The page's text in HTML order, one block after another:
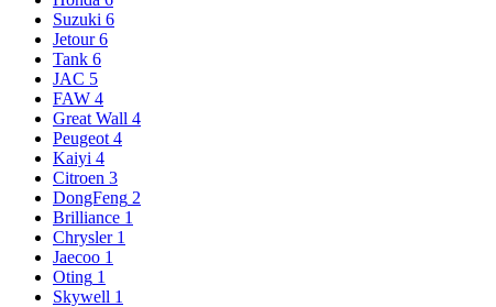
Suzuki 6
Jetour 6
Tank 6
JAC 5
FAW 4
Great Wall 4
Peugeot 4
Kaiyi 4
Citroen 3
DongFeng 2
Brilliance 1
Chrysler 1
Jaecoo 1
Oting 1
Skywell 1